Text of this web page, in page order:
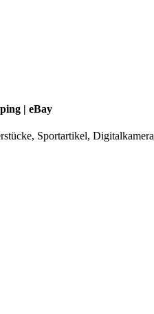
| eBay
Sportartikel,